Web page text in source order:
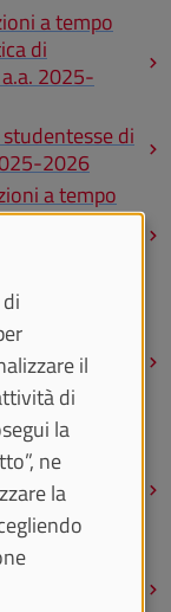
a tempo
di
2025-
di
2026
a tempo
progetto
- a. a.
a tempo
di
il
laurea
a tempo
fisico di
a. a.
a tempo
di
il
di
la
ne
la